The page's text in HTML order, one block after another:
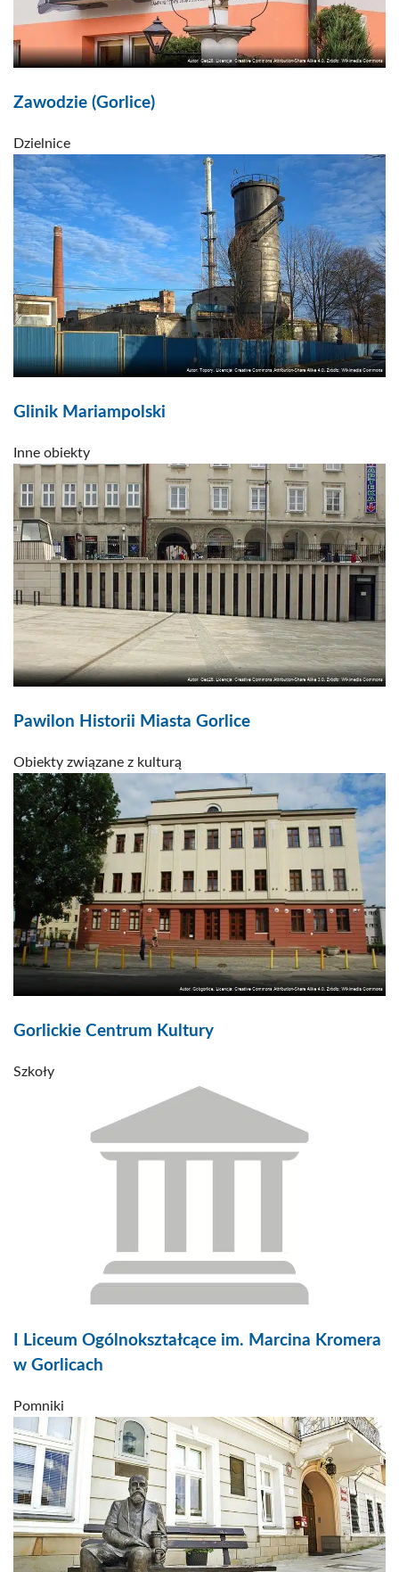
Zawodzie (Gorlice)
Dzielnice
Glinik Mariampolski
Inne obiekty
Pawilon Historii Miasta Gorlice
Obiekty związane z kulturą
Gorlickie Centrum Kultury
Szkoły
I Liceum Ogólnokształcące im. Marcina Kromera
w Gorlicach
Pomniki